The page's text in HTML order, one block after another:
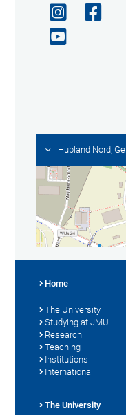
Hubland Nord,
Home
The University
Studying at JMU
Research
Teaching
Institutions
International
The University